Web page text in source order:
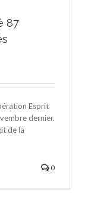
87
Esprit
dernier.
de la
0